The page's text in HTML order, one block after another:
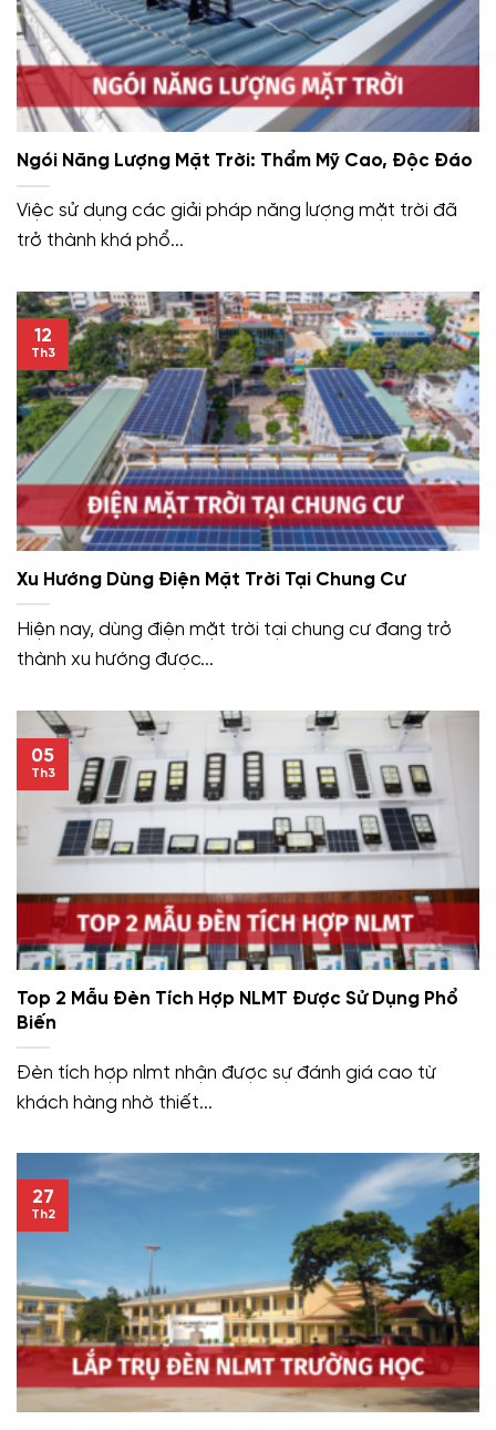
Ngói Năng Lượng Mặt Trời: Thẩm Mỹ Cao, Độc Đáo
Việc sử dụng các giải pháp năng lượng mặt trời đã
trở thành khá phổ...
Xu Hướng Dùng Điện Mặt Trời Tại Chung Cư
Hiện nay, dùng điện mặt trời tại chung cư đang trở
thành xu hướng được...
12
Th3
Top 2 Mẫu Đèn Tích Hợp NLMT Được Sử Dụng Phổ
Biến
Đèn tích hợp nlmt nhận được sự đánh giá cao từ
khách hàng nhờ thiết...
05
Th3
27
Th2